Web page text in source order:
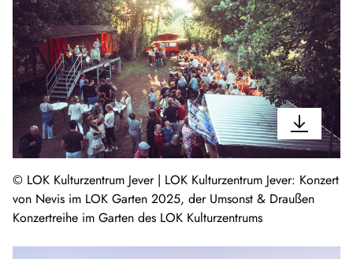
© LOK Kulturzentrum Jever | LOK Kulturzentrum Jever: Konzert
von Nevis im LOK Garten 2025, der Umsonst & Draußen
Konzertreihe im Garten des LOK Kulturzentrums